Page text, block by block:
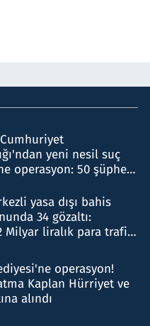
yeni nesil suç
operasyon: 50 şüpheli
yasa dışı bahis
34 gözaltı:
Milyar liralık para trafiği
operasyon!
Kaplan Hürriyet ve
alındı